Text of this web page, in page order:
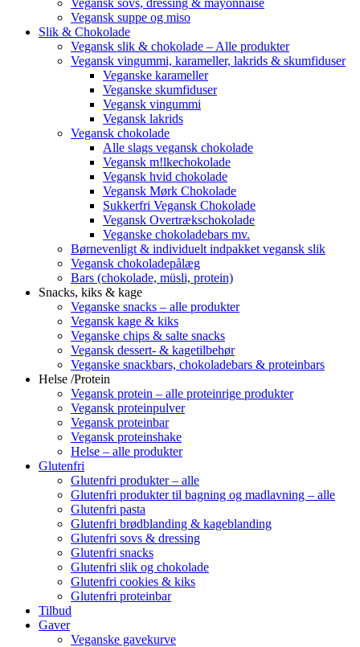
Vegansk suppe og miso
Slik & Chokolade
Vegansk slik & chokolade – Alle produkter
Vegansk vingummi, karameller, lakrids & skumfiduser
Veganske karameller
Veganske skumfiduser
Vegansk vingummi
Vegansk lakrids
Vegansk chokolade
Alle slags vegansk chokolade
Vegansk m!lkechokolade
Vegansk hvid chokolade
Vegansk Mørk Chokolade
Sukkerfri Vegansk Chokolade
Vegansk Overtrækschokolade
Veganske chokoladebars mv.
Børnevenligt & individuelt indpakket vegansk slik
Vegansk chokoladepålæg
Bars (chokolade, müsli, protein)
Snacks, kiks & kage
Veganske snacks – alle produkter
Vegansk kage & kiks
Veganske chips & salte snacks
Vegansk dessert- & kagetilbehør
Veganske snackbars, chokoladebars & proteinbars
Helse /Protein
Vegansk protein – alle proteinrige produkter
Vegansk proteinpulver
Vegansk proteinbar
Vegansk proteinshake
Helse – alle produkter
Glutenfri
Glutenfri produkter – alle
Glutenfri produkter til bagning og madlavning – alle
Glutenfri pasta
Glutenfri brødblanding & kageblanding
Glutenfri sovs & dressing
Glutenfri snacks
Glutenfri slik og chokolade
Glutenfri cookies & kiks
Glutenfri proteinbar
Tilbud
Gaver
Veganske gavekurve